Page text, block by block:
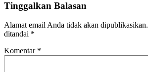
Tinggalkan Balasan
Alamat email Anda tidak akan dipublikasikan.
ditandai *
Komentar *